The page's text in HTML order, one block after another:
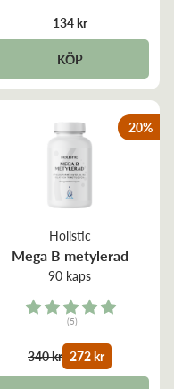
134 kr
KÖP
Holistic
Mega B metylerad
90 kaps
Rating:
(5)
340 kr 272 kr
20%